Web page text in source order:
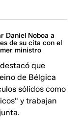
Daniel Noboa a
de su cita con el
ministro
que
de Bélgica
sólidos como
y trabajan